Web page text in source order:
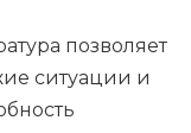
позволяет
ситуации и